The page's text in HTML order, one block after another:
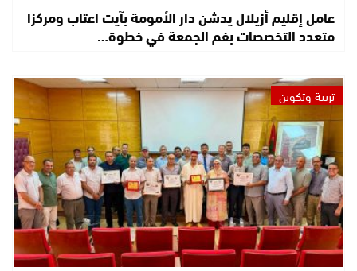
عامل إقليم أزيلال يدشن دار الأمومة بآيت اعتاب ومركزا
متعدد التخصصات بفم الجمعة في خطوة…
تربية وتكوين